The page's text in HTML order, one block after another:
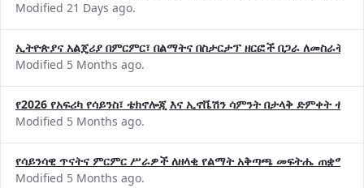
ኢትዮጵያና አልጄሪያ በምርምር፣ በልማትና በስታርታፕ ዘርፎች በጋራ ለመስራት
Modified 5 Months ago.
የ2026 የአፍሪካ የሳይንስ፣ ቴክኖሎጂ እና ኢኖቬሽን ሳምንት በታላቅ ድምቀት
Modified 5 Months ago.
የሳይንሳዊ ጥናትና ምርምር ሥራዎች ለዘላቂ የልማት አቅጣጫ መፍትሔ ጠቋሚ
Modified 5 Months ago.